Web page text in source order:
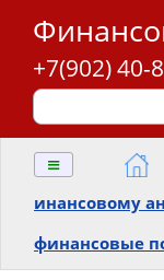
+7(902) 40-
≡
инансовому
финансовые